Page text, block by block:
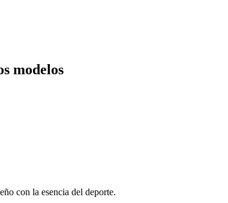
modelos
con la esencia del deporte.